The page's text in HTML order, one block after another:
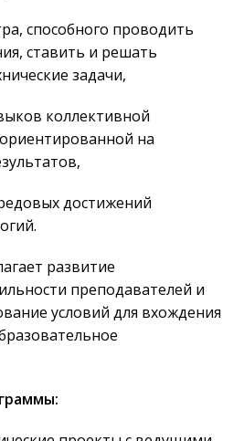
способного проводить
ставить и решать
задачи,
коллективной
на
достижений
развитие
преподавателей и
условий для вхождения